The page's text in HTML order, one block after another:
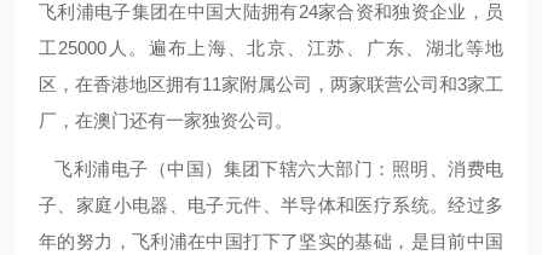
飞利浦电子集团在中国大陆拥有24家合资和独资企业，员
工25000人。遍布上海、北京、江苏、广东、湖北等地
区，在香港地区拥有11家附属公司，两家联营公司和3家工
厂，在澳门还有一家独资公司。
飞利浦电子（中国）集团下辖六大部门：照明、消费电
子、家庭小电器、电子元件、半导体和医疗系统。经过多
年的努力，飞利浦在中国打下了坚实的基础，是目前中国